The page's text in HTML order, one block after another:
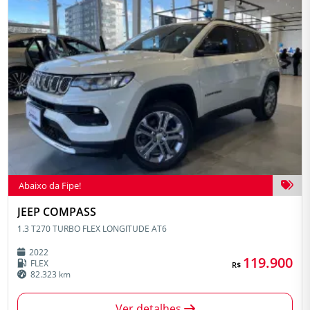
Abaixo da Fipe!
JEEP COMPASS
1.3 T270 TURBO FLEX LONGITUDE AT6
2022
FLEX
82.323 km
R$ 119.900